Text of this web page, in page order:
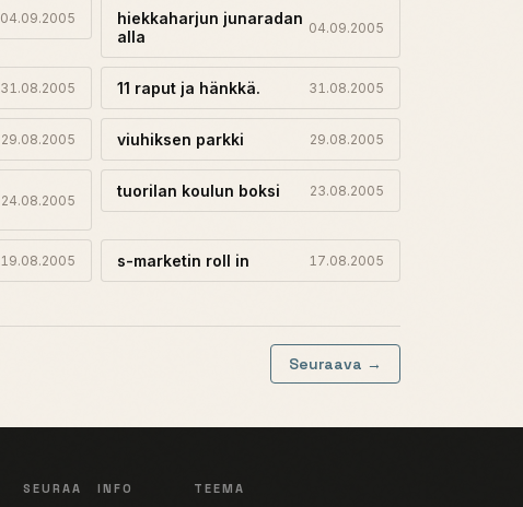
04.09.2005
hiekkaharjun junaradan
alla
04.09.2005
31.08.2005 11 raput ja hänkkä. 31.08.2005
29.08.2005 viuhiksen parkki 29.08.2005
24.08.2005 tuorilan koulun boksi 23.08.2005
19.08.2005 s-marketin roll in 17.08.2005
Seuraava →
SEURAA INFO TEEMA